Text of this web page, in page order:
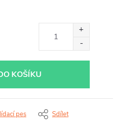
KOŠÍKU
pes Sdílet